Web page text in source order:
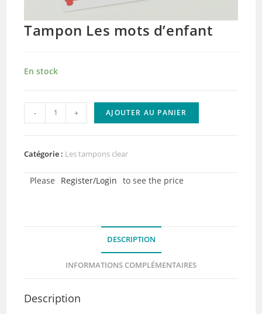
Tampon Les mots d’enfant
En stock
quantité
de
Les
d'enfant
- + AJOUTER AU PANIER
Catégorie : Les tampons clear
Please Register/Login to see the price
DESCRIPTION
INFORMATIONS COMPLÉMENTAIRES
Description